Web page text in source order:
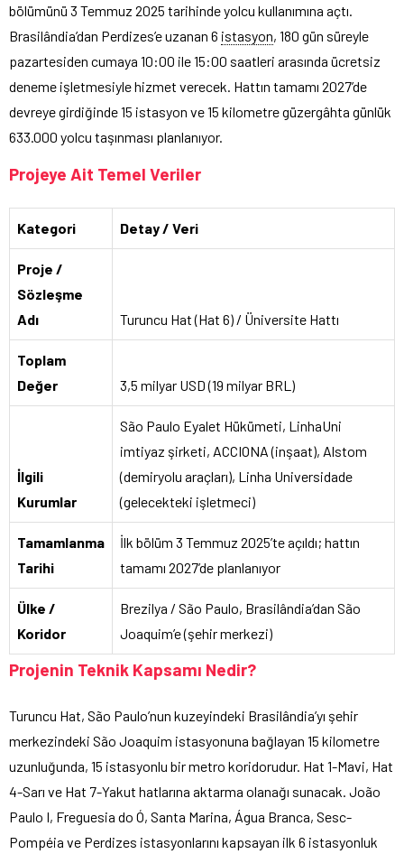
bölümünü 3 Temmuz 2025 tarihinde yolcu kullanımına açtı.
Brasilândia’dan Perdizes’e uzanan 6 istasyon, 180 gün süreyle
pazartesiden cumaya 10:00 ile 15:00 saatleri arasında ücretsiz
deneme işletmesiyle hizmet verecek. Hattın tamamı 2027’de
devreye girdiğinde 15 istasyon ve 15 kilometre güzergâhta günlük
633.000 yolcu taşınması planlanıyor.
Projeye Ait Temel Veriler
Kategori Detay / Veri
Proje /
Sözleşme
Adı
Turuncu Hat (Hat 6) / Üniversite Hattı
Toplam
Değer
3,5 milyar USD (19 milyar BRL)
İlgili
Kurumlar
São Paulo Eyalet Hükümeti, LinhaUni
imtiyaz şirketi, ACCIONA (inşaat), Alstom
(demiryolu araçları), Linha Universidade
(gelecekteki işletmeci)
Tamamlanma
Tarihi
İlk bölüm 3 Temmuz 2025’te açıldı; hattın
tamamı 2027’de planlanıyor
Ülke /
Koridor
Brezilya / São Paulo, Brasilândia’dan São
Joaquim’e (şehir merkezi)
Projenin Teknik Kapsamı Nedir?
Turuncu Hat, São Paulo’nun kuzeyindeki Brasilândia’yı şehir
merkezindeki São Joaquim istasyonuna bağlayan 15 kilometre
uzunluğunda, 15 istasyonlu bir metro koridorudur. Hat 1-Mavi, Hat
4-Sarı ve Hat 7-Yakut hatlarına aktarma olanağı sunacak. João
Paulo I, Freguesia do Ó, Santa Marina, Água Branca, Sesc-
Pompéia ve Perdizes istasyonlarını kapsayan ilk 6 istasyonluk